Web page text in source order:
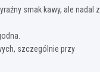
smak kawy, ale nadal z
szczególnie przy